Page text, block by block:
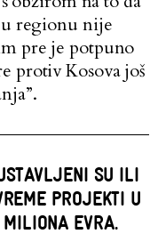
u regionu nije
pre je potpuno
protiv Kosova još
SU ILI
PROJEKTI U
EVRA.